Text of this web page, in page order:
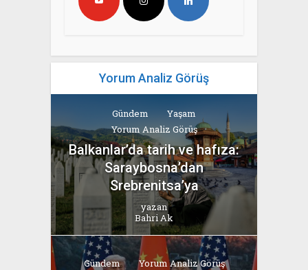
Yorum Analiz Görüş
Gündem
Yaşam
Yorum Analiz Görüş
Balkanlar’da tarih ve hafıza:
Saraybosna’dan
Srebrenitsa’ya
yazan
Bahri Ak
Gündem Yorum Analiz Görüş